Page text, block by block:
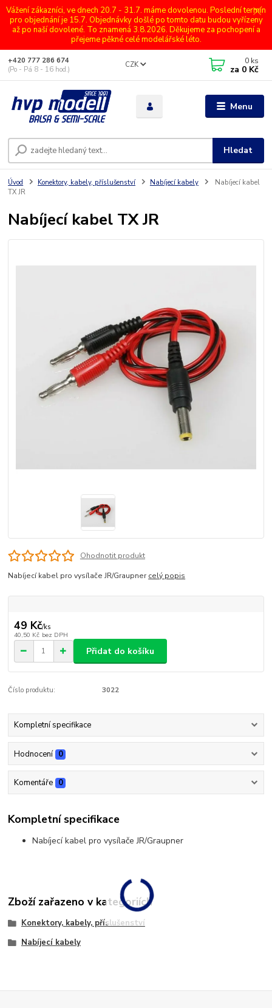
Vážení zákazníci, ve dnech 20.7 - 31.7. máme dovolenou. Poslední termín
pro objednání je 15.7. Objednávky došlé po tomto datu budou vyřízeny
až po naší dovolené. To znamená 3.8.2026. Děkujeme za pochopení a
přejeme pěkné celé modelářské léto.
Menu
CZK
Hledat
+420 777 286 674
(Po - Pá 8 - 16 hod.)
0 ks
za 0 Kč
Úvod Konektory, kabely, příslušenství Nabíjecí kabely
Nabíjecí kabel
TX JR
Nabíjecí kabel TX JR
Ohodnotit produkt
Nabíjecí kabel pro vysílače JR/Graupnercelý popis
49 Kč/ks
40,50 Kč bez DPH
Přidat do košíku
Číslo produktu: 3022
Kompletní specifikace
Hodnocení 0
Komentáře 0
Kompletní specifikace
Nabíjecí kabel pro vysílače JR/Graupner
Zboží zařazeno v kategoriích
Konektory, kabely, příslušenství
Nabíjecí kabely